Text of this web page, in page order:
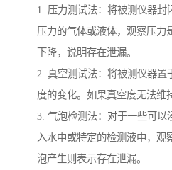
1. 压力测试法：将被测仪器封
压力的气体或液体，观察压力
下降，说明存在泄漏。
2. 真空测试法：将被测仪器置
度的变化。如果真空度无法维
3. 气泡检测法：对于一些可以
入水中或特定的检测液中，观
泡产生则表示存在泄漏。